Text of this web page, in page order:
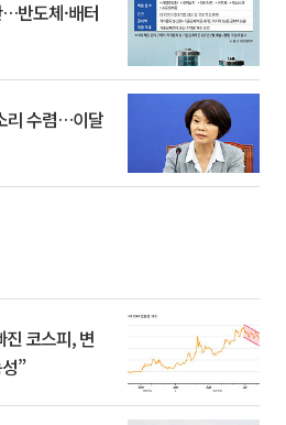
…반도체·배터
리 수렴…이달
코스피, 변
”